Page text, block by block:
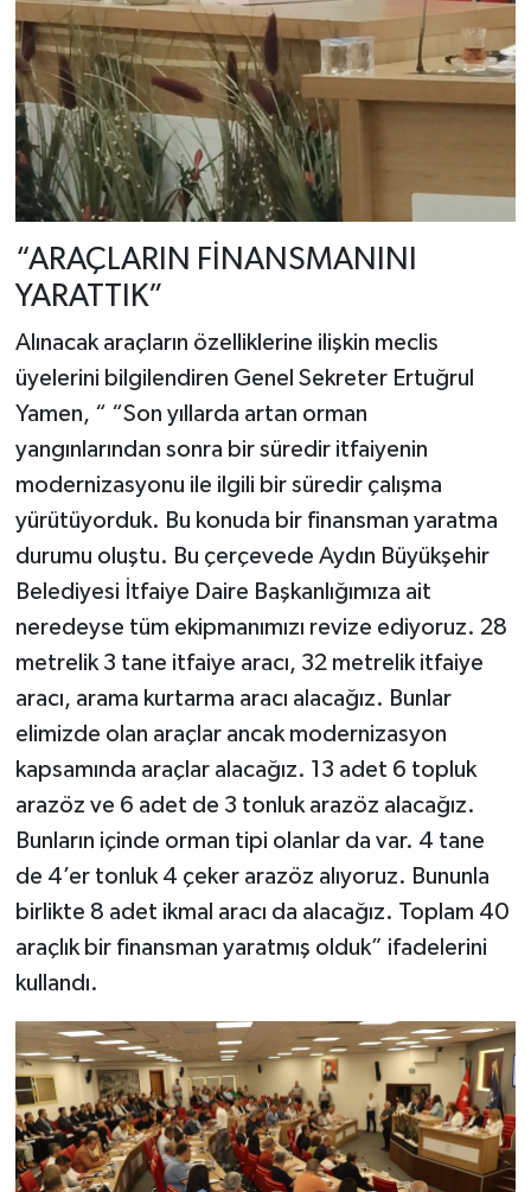
“ARAÇLARIN FİNANSMANINI
YARATTIK”
Alınacak araçların özelliklerine ilişkin meclis
üyelerini bilgilendiren Genel Sekreter Ertuğrul
Yamen, “ “Son yıllarda artan orman
yangınlarından sonra bir süredir itfaiyenin
modernizasyonu ile ilgili bir süredir çalışma
yürütüyorduk. Bu konuda bir finansman yaratma
durumu oluştu. Bu çerçevede Aydın Büyükşehir
Belediyesi İtfaiye Daire Başkanlığımıza ait
neredeyse tüm ekipmanımızı revize ediyoruz. 28
metrelik 3 tane itfaiye aracı, 32 metrelik itfaiye
aracı, arama kurtarma aracı alacağız. Bunlar
elimizde olan araçlar ancak modernizasyon
kapsamında araçlar alacağız. 13 adet 6 topluk
arazöz ve 6 adet de 3 tonluk arazöz alacağız.
Bunların içinde orman tipi olanlar da var. 4 tane
de 4’er tonluk 4 çeker arazöz alıyoruz. Bununla
birlikte 8 adet ikmal aracı da alacağız. Toplam 40
araçlık bir finansman yaratmış olduk” ifadelerini
kullandı.